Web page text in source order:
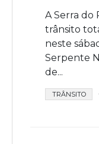
A Serra do
trânsito
neste
Serpente
de...
TRÂNSITO